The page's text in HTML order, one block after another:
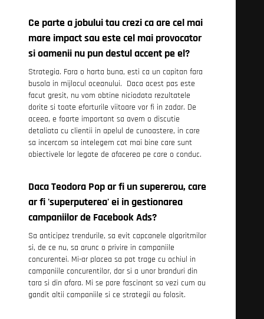
Ce parte a jobului tau crezi ca are cel mai
mare impact sau este cel mai provocator
si oamenii nu pun destul accent pe el?
Strategia. Fara o harta buna, esti ca un capitan fara
busola in mijlocul oceanului. Daca acest pas este
facut gresit, nu vom obtine niciodata rezultatele
dorite si toate eforturile viitoare vor fi in zadar. De
aceea, e foarte important sa avem o discutie
detaliata cu clientii in apelul de cunoastere, in care
sa incercam sa intelegem cat mai bine care sunt
obiectivele lor legate de afacerea pe care o conduc.
Daca Teodora Pop ar fi un supererou, care
ar fi 'superputerea' ei in gestionarea
campaniilor de Facebook Ads?
Sa anticipez trendurile, sa evit capcanele algoritmilor
si, de ce nu, sa arunc o privire in campaniile
concurentei. Mi-ar placea sa pot trage cu ochiul in
campaniile concurentilor, dar si a unor branduri din
tara si din afara. Mi se pare fascinant sa vezi cum au
gandit altii campaniile si ce strategii au folosit.